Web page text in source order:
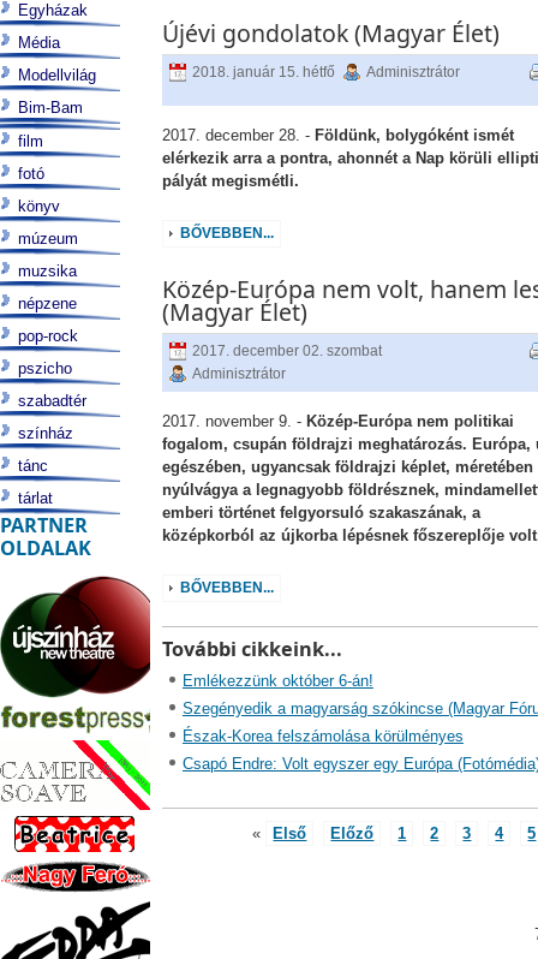
Újévi gondolatok (Magyar Élet)
2018. január 15. hétfő Adminisztrátor
2017. december 28. - Földünk, bolygóként ismét
elérkezik arra a pontra, ahonnét a Nap körüli
pályát megismétli.
BŐVEBBEN...
Közép-Európa nem volt, hanem
(Magyar Élet)
2017. december 02. szombat
Adminisztrátor
2017. november 9. - Közép-Európa nem politikai
fogalom, csupán földrajzi meghatározás. Európa,
egészében, ugyancsak földrajzi képlet, méretében
nyúlvágya a legnagyobb földrésznek,
emberi történet felgyorsuló szakaszának, a
középkorból az újkorba lépésnek főszereplője
BŐVEBBEN...
További cikkeink...
Emlékezzünk október 6-án!
Szegényedik a magyarság szókincse (Magyar
Észak-Korea felszámolása körülményes
Csapó Endre: Volt egyszer egy Európa
« Első Előző 1 2 3 4 5
Egyházak
Média
Modellvilág
Bim-Bam
film
fotó
könyv
múzeum
muzsika
népzene
pop-rock
pszicho
szabadtér
színház
tánc
tárlat
PARTNER
OLDALAK